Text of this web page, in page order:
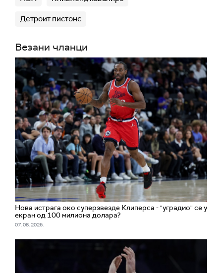
Детроит пистонс
Везани чланци
Нова истрага око суперзвезде Клиперса - "уградио" се у
екран од 100 милиона долара?
07. 08. 2026.